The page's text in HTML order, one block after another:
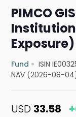
PIMCO
Fund ISIN
NAV (2026-08-
USD 33.58